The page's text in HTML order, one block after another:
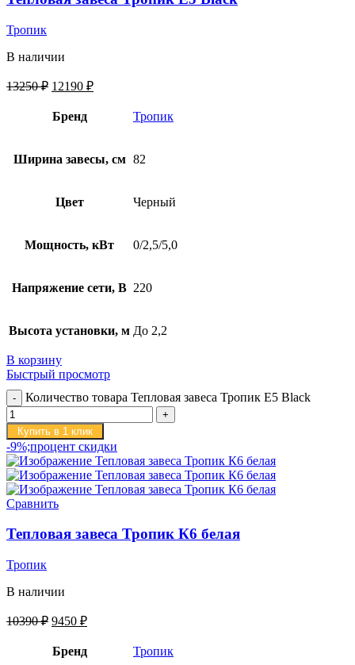
Тропик
В наличии
13250₽ 12190 ₽
Бренд Тропик
Ширина завесы, см 82
Цвет Черный
Мощность, кВт 0/2,5/5,0
Напряжение сети, В 220
Высота установки, м До 2,2
В корзину
Быстрый просмотр
Количество товара Тепловая завеса Тропик E5 Black
Купить в 1 клик
-9%;процент скидки
Сравнить
Тепловая завеса Тропик К6 белая
Тропик
В наличии
10390₽ 9450 ₽
Бренд Тропик